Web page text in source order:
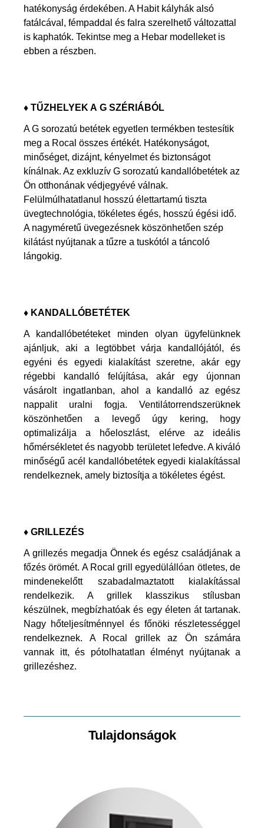
hatékonyság érdekében. A Habit kályhák alsó
fatálcával, fémpaddal és falra szerelhető változattal
is kaphatók. Tekintse meg a Hebar modelleket is
ebben a részben.
♦ TŰZHELYEK A G SZÉRIÁBÓL
A G sorozatú betétek egyetlen termékben testesítik
meg a Rocal összes értékét. Hatékonyságot,
minőséget, dizájnt, kényelmet és biztonságot
kínálnak. Az exkluzív G sorozatú kandallóbetétek az
Ön otthonának védjegyévé válnak.
Felülmúlhatatlanul hosszú élettartamú tiszta
üvegtechnológia, tökéletes égés, hosszú égési idő.
A nagyméretű üvegezésnek köszönhetően szép
kilátást nyújtanak a tűzre a tuskótól a táncoló
lángokig.
♦ KANDALLÓBETÉTEK
A kandallóbetéteket minden olyan ügyfelünknek
ajánljuk, aki a legtöbbet várja kandallójától, és
egyéni és egyedi kialakítást szeretne, akár egy
régebbi kandalló felújítása, akár egy újonnan
vásárolt ingatlanban, ahol a kandalló az egész
nappalit uralni fogja. Ventilátorrendszerüknek
köszönhetően a levegő úgy kering, hogy
optimalizálja a hőeloszlást, elérve az ideális
hőmérsékletet és nagyobb területet lefedve. A kiváló
minőségű acél kandallóbetétek egyedi kialakítással
rendelkeznek, amely biztosítja a tökéletes égést.
♦ GRILLEZÉS
A grillezés megadja Önnek és egész családjának a
főzés örömét. A Rocal grill egyedülállóan ötletes, de
mindenekelőtt szabadalmaztatott kialakítással
rendelkezik. A grillek klasszikus stílusban
készülnek, megbízhatóak és egy életen át tartanak.
Nagy hőteljesítménnyel és főnöki részletességgel
rendelkeznek. A Rocal grillek az Ön számára
vannak itt, és pótolhatatlan élményt nyújtanak a
grillezéshez.
Tulajdonságok